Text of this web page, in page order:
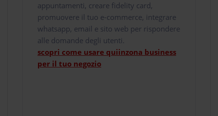
appuntamenti, creare fidelity card,
promuovere il tuo e-commerce, integrare
whatsapp, email e sito web per rispondere
alle domande degli utenti.
scopri come usare quiinzona business
per il tuo negozio